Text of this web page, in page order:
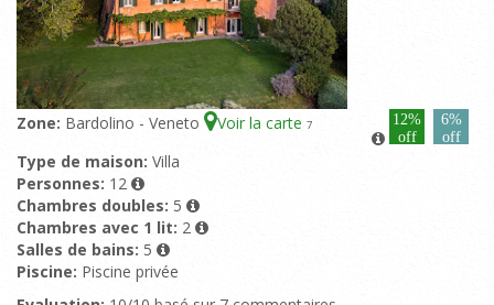
Zone: Bardolino - Veneto Voir la carte 7
12%
off
6%
off
Type de maison: Villa
Personnes: 12
Chambres doubles: 5
Chambres avec 1 lit: 2
Salles de bains: 5
Piscine: Piscine privée